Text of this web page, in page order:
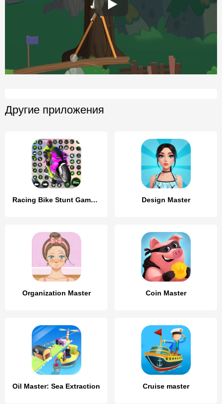
Другие приложения
Racing Bike Stunt Games Master Design Master
Organization Master Coin Master
Oil Master: Sea Extraction Cruise master